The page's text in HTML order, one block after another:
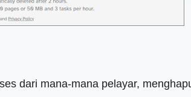
dari mana-mana pelayar,